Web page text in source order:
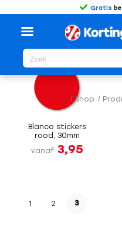
Gratis
/ Shop /
Blanco stickers
rood, 30mm
vanaf 3,95
1 2 3